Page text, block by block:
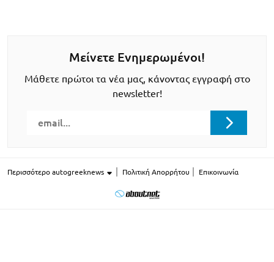
Μείνετε Ενημερωμένοι!
Μάθετε πρώτοι τα νέα μας, κάνοντας εγγραφή στο
newsletter!
Περισσότερο autogreeknews Πολιτική Απορρήτου Επικοινωνία